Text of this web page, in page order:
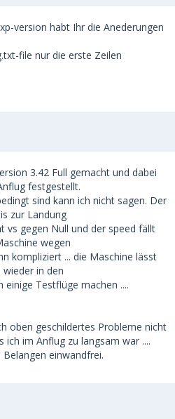
version habt Ihr die Anederungen
file nur die erste Zeilen
3.42 Full gemacht und dabei
festgestellt.
sind kann ich nicht sagen. Der
zur Landung
vs gegen Null und der speed fällt
wegen
kompliziert ... die Maschine lässt
wieder in den
einige Testflüge machen ....
oben geschildertes Probleme nicht
im Anflug zu langsam war ....
einwandfrei.